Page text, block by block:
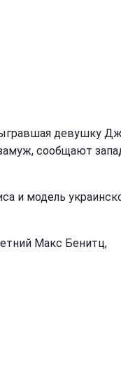
девушку
сообщают
и модель
Макс Бенитц,